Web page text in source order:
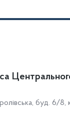
буд. 6/8,